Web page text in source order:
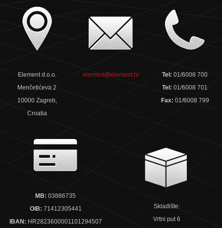
Element d.o.o.
Menčetićeva 2
10000 Zagreb,
Croatia
element@element.hr Tel:01/6008 700
Tel:01/6008 701
Fax: 01/6008 799
MB: 03886735
OIB: 71412305441
IBAN: HR2823600001101294507
Skladište:
Vrtni put 6